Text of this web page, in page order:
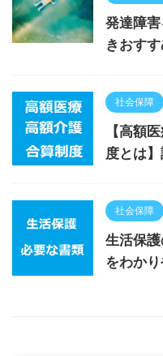
発達障
きおす
社会保障
【高額
度とは
社会保障
生活保
をわか